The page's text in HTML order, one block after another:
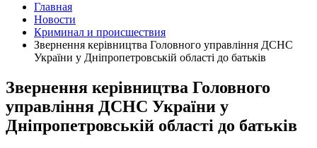
Главная
Новости
Криминал и происшествия
Звернення керівництва Головного управління ДСНС
України у Дніпропетровській області до батьків
Звернення керівництва Головного
управління ДСНС України у
Дніпропетровській області до батьків